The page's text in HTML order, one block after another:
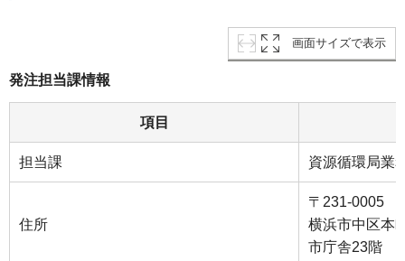
画面サイズで表示
発注担当課情報
項目
担当課 資源循環局業
住所
〒231-0005
横浜市中区本
市庁舎23階